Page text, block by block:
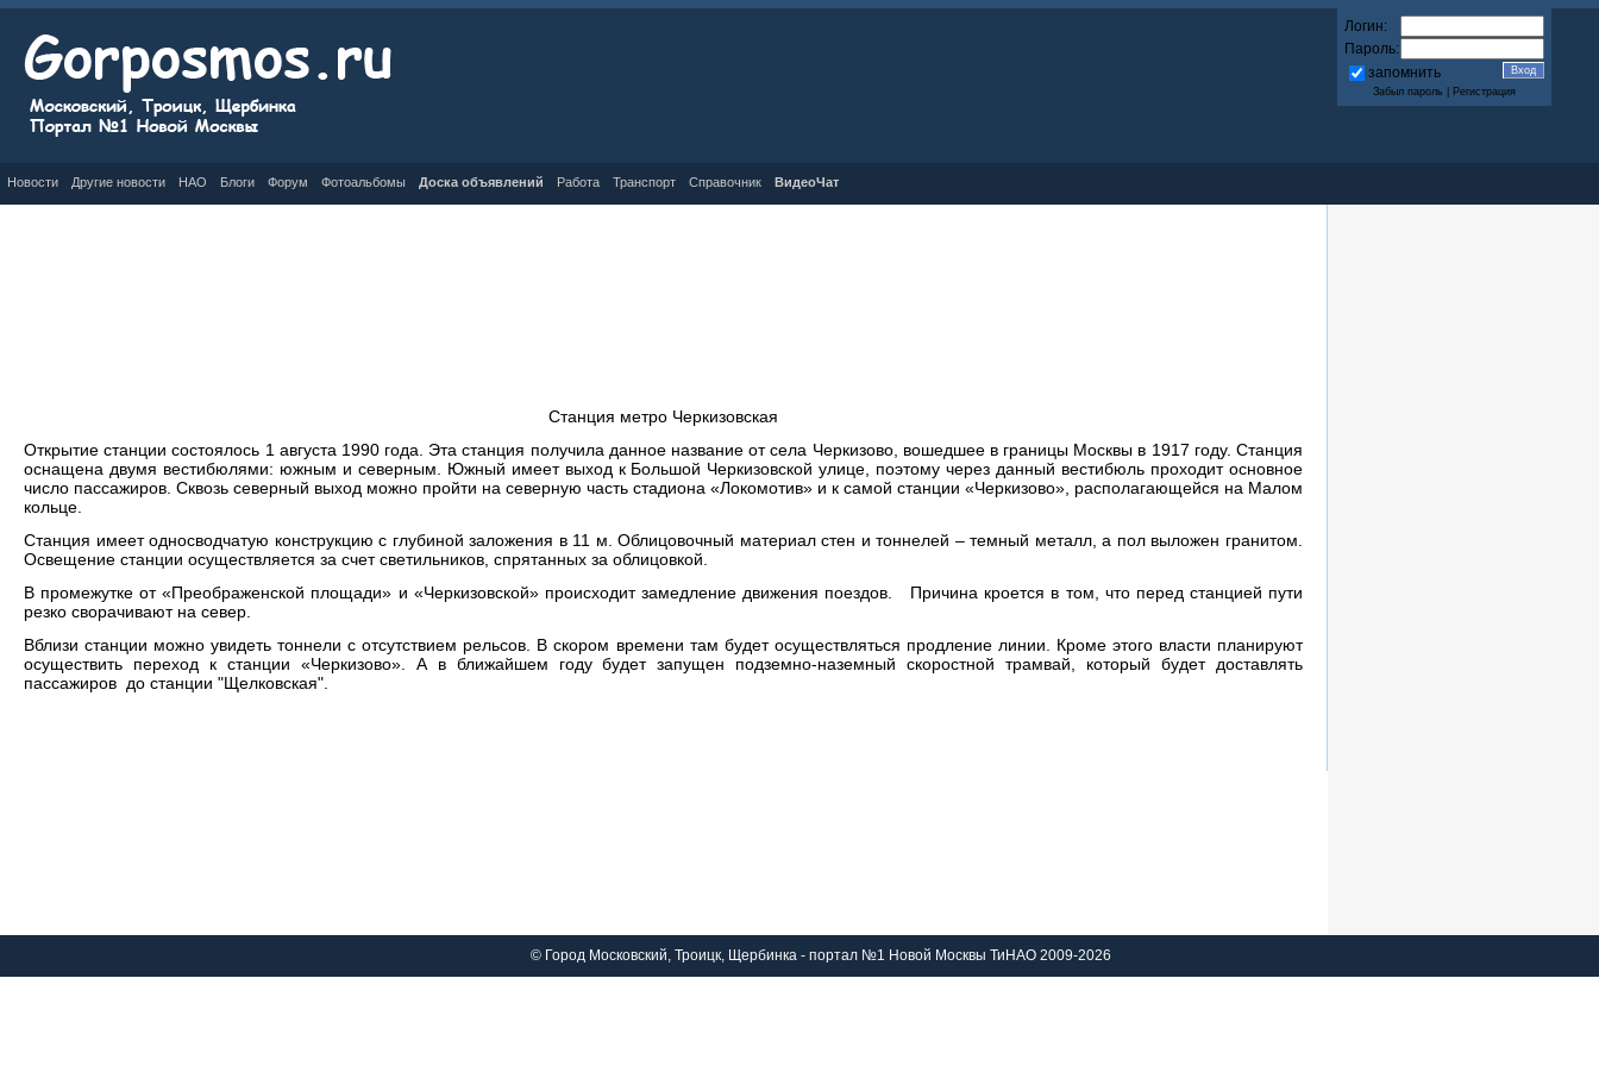
Логин:
Пароль:
запомнить
Забыл пароль Регистрация
Новости Другие новости НАО Блоги Форум Фотоальбомы Доска объявлений Работа Транспорт Справочник ВидеоЧат
Станция метро Черкизовская
Открытие станции состоялось 1 августа 1990 года. Эта станция получила данное название от села Черкизово, вошедшее в границы Москвы в 1917 году. Станция
оснащена двумя вестибюлями: южным и северным. Южный имеет выход к Большой Черкизовской улице, поэтому через данный вестибюль проходит основное
число пассажиров. Сквозь северный выход можно пройти на северную часть стадиона «Локомотив» и к самой станции «Черкизово», располагающейся на Малом
кольце.
Станция имеет односводчатую конструкцию с глубиной заложения в 11 м. Облицовочный материал стен и тоннелей – темный металл, а пол выложен гранитом.
Освещение станции осуществляется за счет светильников, спрятанных за облицовкой.
В промежутке от «Преображенской площади» и «Черкизовской» происходит замедление движения поездов. Причина кроется в том, что перед станцией пути
резко сворачивают на север.
Вблизи станции можно увидеть тоннели с отсутствием рельсов. В скором времени там будет осуществляться продление линии. Кроме этого власти планируют
осуществить переход к станции «Черкизово». А в ближайшем году будет запущен подземно-наземный скоростной трамвай, который будет доставлять
пассажиров до станции "Щелковская".
© Город Московский, Троицк, Щербинка - портал №1 Новой Москвы ТиНАО 2009-2026